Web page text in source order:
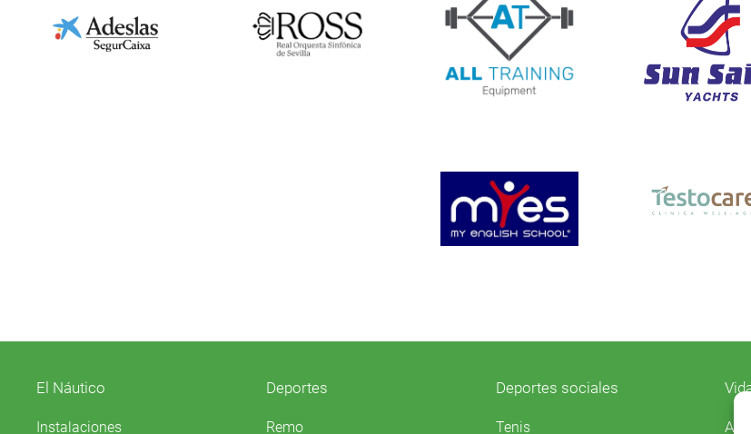
El Náutico
Instalaciones
Deportes
Remo
Deportes sociales
Tenis